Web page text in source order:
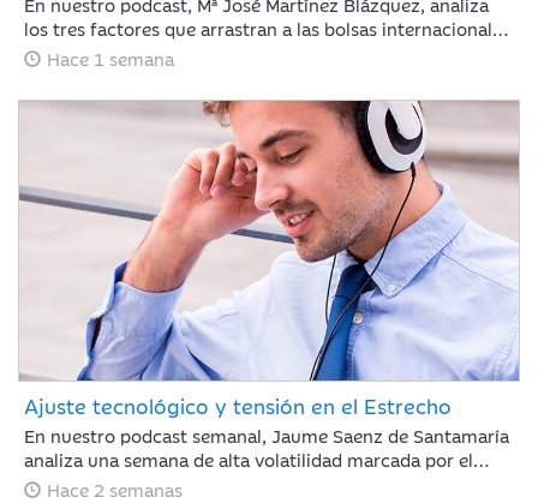
los tres factores que arrastran a las bolsas internacionales
a su segunda semana de pérdidas: la escalada del
fuertes correcciones en el sector tecnológico tras los
resultados de Alphabet y Tesla. Además, revisa la postura
del BCE con los tipos en el 2,25% y las nuevas tarifas
arancelarias de EE. UU. En un entorno de tipos elevados,
los inversores cambian las reglas: ya no bastan las
promesas, ahora se exige disciplina de inversión y
generación de caja.
Hace 1 semana
Ajuste tecnológico y tensión en el Estrecho
En nuestro podcast semanal, Jaume Saenz de Santamaría
analiza una semana de alta volatilidad marcada por el
repunte del crudo Brent cerca de los 90 dólares tras
Hace 2 semanas